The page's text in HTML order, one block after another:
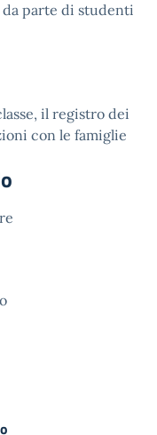
da parte di studenti
il registro dei
con le famiglie